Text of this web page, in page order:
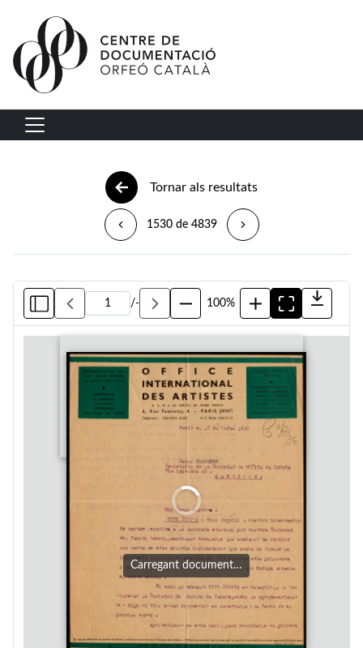
Vés al contingut
Navegació principal
Tornar als resultats
1530 de 4839
/- 100%
Carregant document…